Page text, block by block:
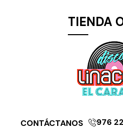
TIENDA
CONTÁCTANOS 976